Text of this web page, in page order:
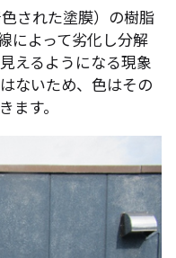
された塗膜）の樹脂
によって劣化し分解
えるようになる現象
ないため、色はその
ます。